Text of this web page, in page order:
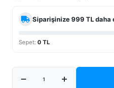
Siparişinize999 TLdaha
Sepet:0 TL